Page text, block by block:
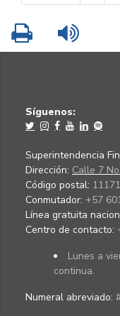
Imprimir
Síguenos:
Superintendencia
Dirección: Calle 7
Código postal:
Conmutador: +57
Línea gratuita
Centro de contacto:
Lunes a
continua.
Numeral abreviado: